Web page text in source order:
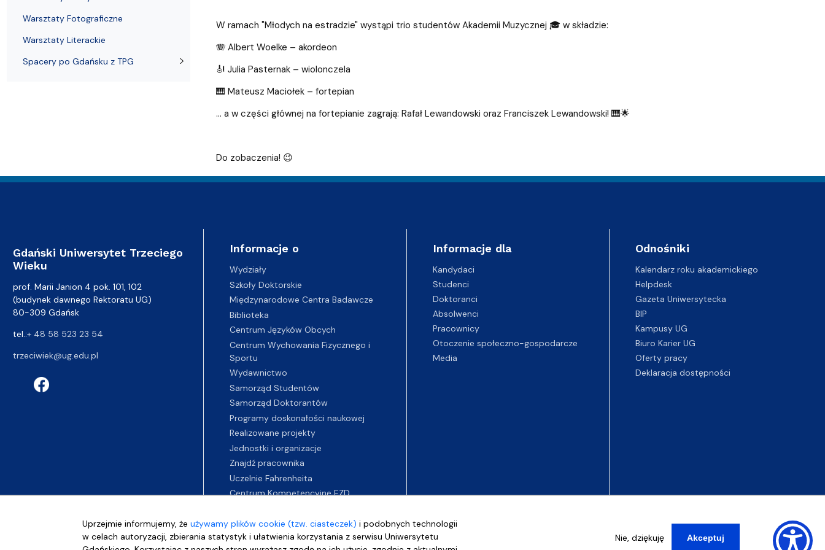
Uprzejmie informujemy, żeużywamy plików cookie (tzw. ciasteczek) i podobnych technologii
w celach autoryzacji, zbierania statystyk i ułatwienia korzystania z serwisu Uniwersytetu
Nie, dziękuję Akceptuj
W ramach "Młodych na estradzie" wystąpi trio studentów Akademii Muzycznej 🎓 w składzie:
🪗 Albert Woelke – akordeon
🎻 Julia Pasternak – wiolonczela
🎹 Mateusz Maciołek – fortepian
... a w części głównej na fortepianie zagrają: Rafał Lewandowski oraz Franciszek Lewandowski! 🎹🌟
Do zobaczenia! 😉
Warsztaty Fotograficzne
Warsztaty Literackie
Spacery po Gdańsku z TPG
Gdański Uniwersytet Trzeciego
Wieku
prof. Marii Janion 4 pok. 101, 102
(budynek dawnego Rektoratu UG)
80-309 Gdańsk
tel.:+ 48 58 523 23 54
trzeciwiek@ug.edu.pl
Informacje o
Wydziały
Szkoły Doktorskie
Międzynarodowe Centra Badawcze
Biblioteka
Centrum Języków Obcych
Centrum Wychowania Fizycznego i
Sportu
Wydawnictwo
Samorząd Studentów
Samorząd Doktorantów
Programy doskonałości naukowej
Realizowane projekty
Jednostki i organizacje
Znajdź pracownika
Uczelnie Fahrenheita
Centrum Kompetencyjne EZD
Informacje dla
Kandydaci
Studenci
Doktoranci
Absolwenci
Pracownicy
Otoczenie społeczno-gospodarcze
Media
Odnośniki
Kalendarz roku akademickiego
Helpdesk
Gazeta Uniwersytecka
BIP
Kampusy UG
Biuro Karier UG
Oferty pracy
Deklaracja dostępności